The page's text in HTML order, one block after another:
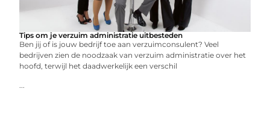
Tips om je verzuim administratie uitbesteden
Ben jij of is jouw bedrijf toe aan verzuimconsulent? Veel
bedrijven zien de noodzaak van verzuim administratie over het
hoofd, terwijl het daadwerkelijk een verschil
...